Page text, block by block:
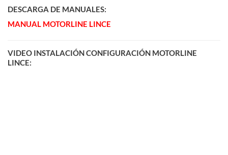
DESCARGA DE MANUALES:
MANUAL MOTORLINE LINCE
VIDEO INSTALACIÓN CONFIGURACIÓN MOTORLINE
LINCE: